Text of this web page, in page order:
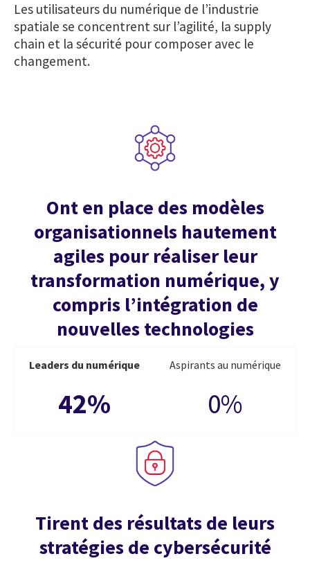
Les utilisateurs du numérique de l’industrie
spatiale se concentrent sur l’agilité, la supply
chain et la sécurité pour composer avec le
changement.
Ont en place des modèles
organisationnels hautement
agiles pour réaliser leur
transformation numérique, y
compris l’intégration de
nouvelles technologies
Leaders du numérique
42%
Aspirants au numérique
0%
Tirent des résultats de leurs
stratégies de cybersécurité